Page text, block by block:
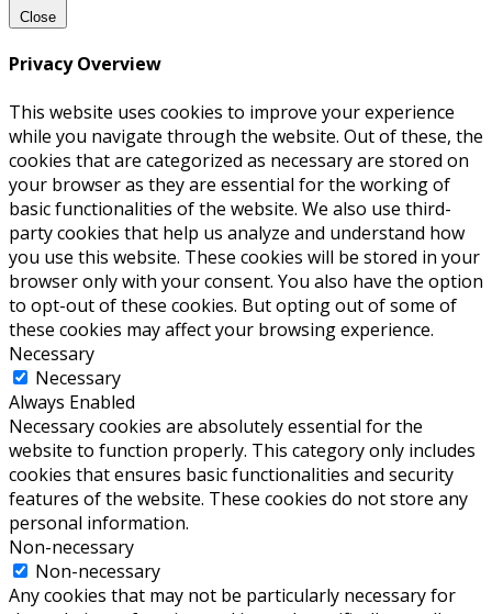
Close
Privacy Overview
This website uses cookies to improve your experience
while you navigate through the website. Out of these, the
cookies that are categorized as necessary are stored on
your browser as they are essential for the working of
basic functionalities of the website. We also use third-
party cookies that help us analyze and understand how
you use this website. These cookies will be stored in your
browser only with your consent. You also have the option
to opt-out of these cookies. But opting out of some of
these cookies may affect your browsing experience.
Necessary
Necessary
Always Enabled
Necessary cookies are absolutely essential for the
website to function properly. This category only includes
cookies that ensures basic functionalities and security
features of the website. These cookies do not store any
personal information.
Non-necessary
Non-necessary
Any cookies that may not be particularly necessary for